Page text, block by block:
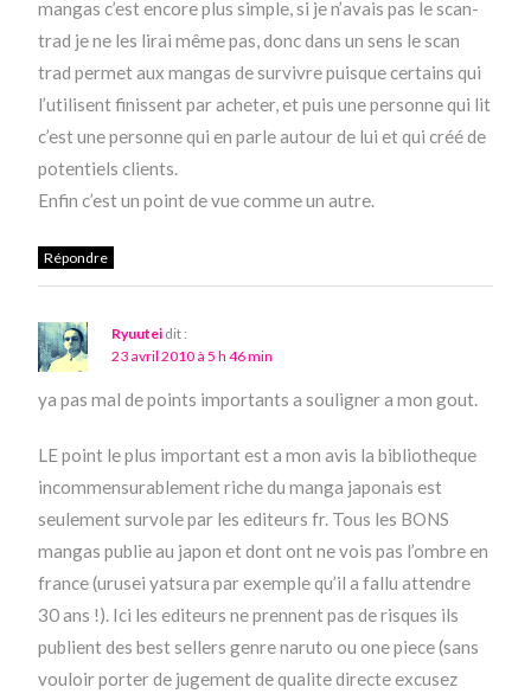
mangas c’est encore plus simple, si je n’avais pas le scan-
trad je ne les lirai même pas, donc dans un sens le scan
trad permet aux mangas de survivre puisque certains qui
l’utilisent finissent par acheter, et puis une personne qui lit
c’est une personne qui en parle autour de lui et qui créé de
potentiels clients.
Enfin c’est un point de vue comme un autre.
Répondre
Ryuutei dit :
23 avril 2010 à 5 h 46 min
ya pas mal de points importants a souligner a mon gout.
LE point le plus important est a mon avis la bibliotheque
incommensurablement riche du manga japonais est
seulement survole par les editeurs fr. Tous les BONS
mangas publie au japon et dont ont ne vois pas l’ombre en
france (urusei yatsura par exemple qu’il a fallu attendre
30 ans !). Ici les editeurs ne prennent pas de risques ils
publient des best sellers genre naruto ou one piece (sans
vouloir porter de jugement de qualite directe excusez